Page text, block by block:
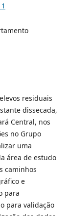
residuais
dissecada,
Central, nos
no Grupo
uma
área de estudo
caminhos
e
para
para validação